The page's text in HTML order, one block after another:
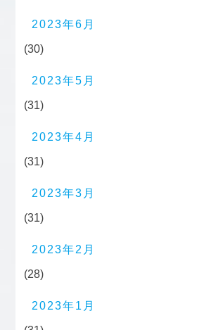
2023年6月
(30)
2023年5月
(31)
2023年4月
(31)
2023年3月
(31)
2023年2月
(28)
2023年1月